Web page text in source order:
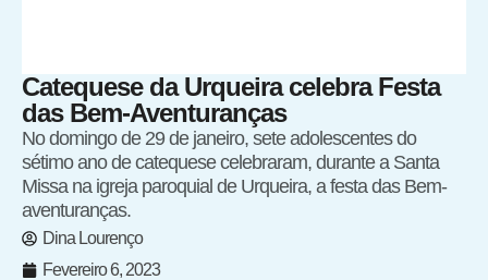
Catequese da Urqueira celebra Festa
das Bem-Aventuranças
No domingo de 29 de janeiro, sete adolescentes do
sétimo ano de catequese celebraram, durante a Santa
Missa na igreja paroquial de Urqueira, a festa das Bem-
aventuranças.
Dina Lourenço
Fevereiro 6, 2023